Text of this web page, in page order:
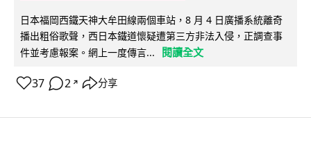
日本福岡西鐵天神大牟田線兩個車站，8 月 4 日廣播系統離奇
播出粗俗歌聲，西日本鐵道懷疑遭第三方非法入侵，正調查事
件並考慮報案。網上一度傳言...
閱讀全文
37 2 ↗ 分享